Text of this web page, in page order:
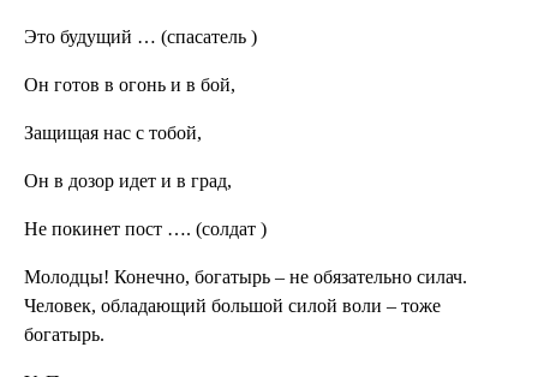
Это будущий … (спасатель )
Он готов в огонь и в бой,
Защищая нас с тобой,
Он в дозор идет и в град,
Не покинет пост …. (солдат )
Молодцы! Конечно, богатырь – не обязательно силач.
Человек, обладающий большой силой воли – тоже
богатырь.